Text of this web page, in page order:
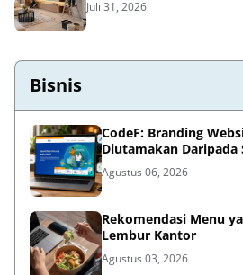
Juli 31, 2026
Bisnis
CodeF: Branding
Diutamakan Daripada
Agustus 06, 2026
Rekomendasi Menu
Lembur Kantor
Agustus 03, 2026